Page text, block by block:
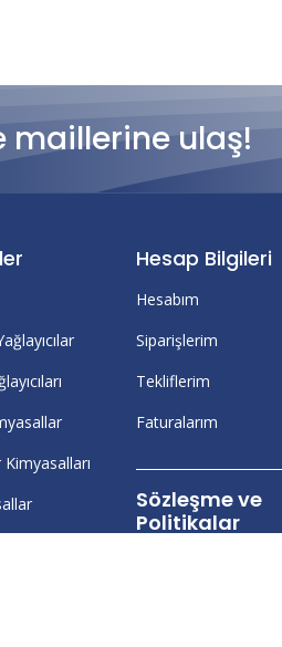
maillerine ulaş!
Hesap Bilgileri
Hesabım
Siparişlerim
Tekliflerim
Faturalarım
Sözleşme ve
Politikalar